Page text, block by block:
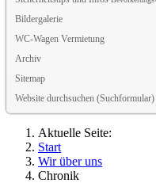
Bildergalerie
WC-Wagen Vermietung
Archiv
Sitemap
Website durchsuchen (Suchformular)
Aktuelle Seite:
Start
Wir über uns
Chronik